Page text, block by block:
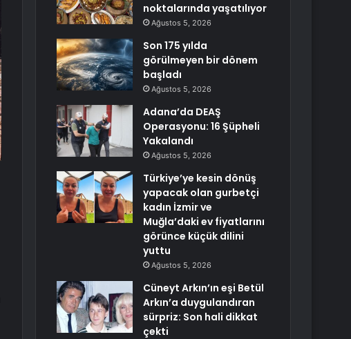
noktalarında yaşatılıyor
Ağustos 5, 2026
Son 175 yılda
görülmeyen bir dönem
başladı
Ağustos 5, 2026
Adana’da DEAŞ
Operasyonu: 16 Şüpheli
Yakalandı
Ağustos 5, 2026
Türkiye’ye kesin dönüş
yapacak olan gurbetçi
kadın İzmir ve
Muğla’daki ev fiyatlarını
görünce küçük dilini
yuttu
Ağustos 5, 2026
Cüneyt Arkın’ın eşi Betül
Arkın’a duygulandıran
sürpriz: Son hali dikkat
çekti